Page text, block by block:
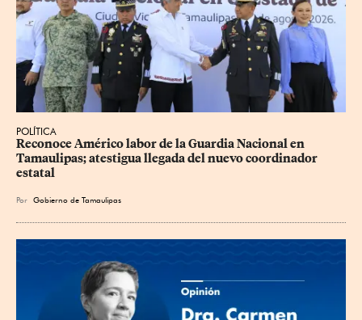
POLÍTICA
Reconoce Américo labor de la Guardia Nacional en
Tamaulipas; atestigua llegada del nuevo coordinador
estatal
Por Gobierno de Tamaulipas